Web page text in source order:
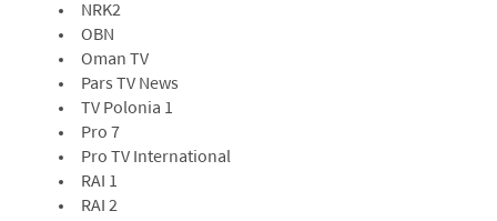
NRK2
OBN
Oman TV
Pars TV News
TV Polonia 1
Pro 7
Pro TV International
RAI 1
RAI 2